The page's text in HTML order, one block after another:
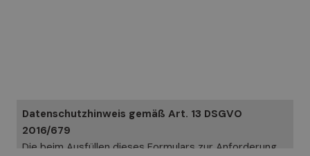
Datenschutzhinweis gemäß Art. 13 DSGVO
2016/679
Die beim Ausfüllen dieses Formulars zur Anforderung